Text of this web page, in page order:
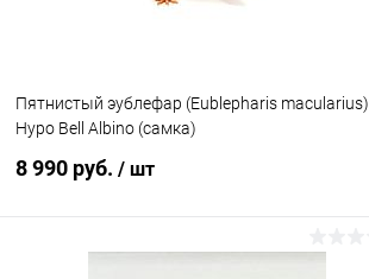
Пятнистый эублефар (Eublepharis macularius)
Hypo Bell Albino (самка)
8 990 руб. / шт